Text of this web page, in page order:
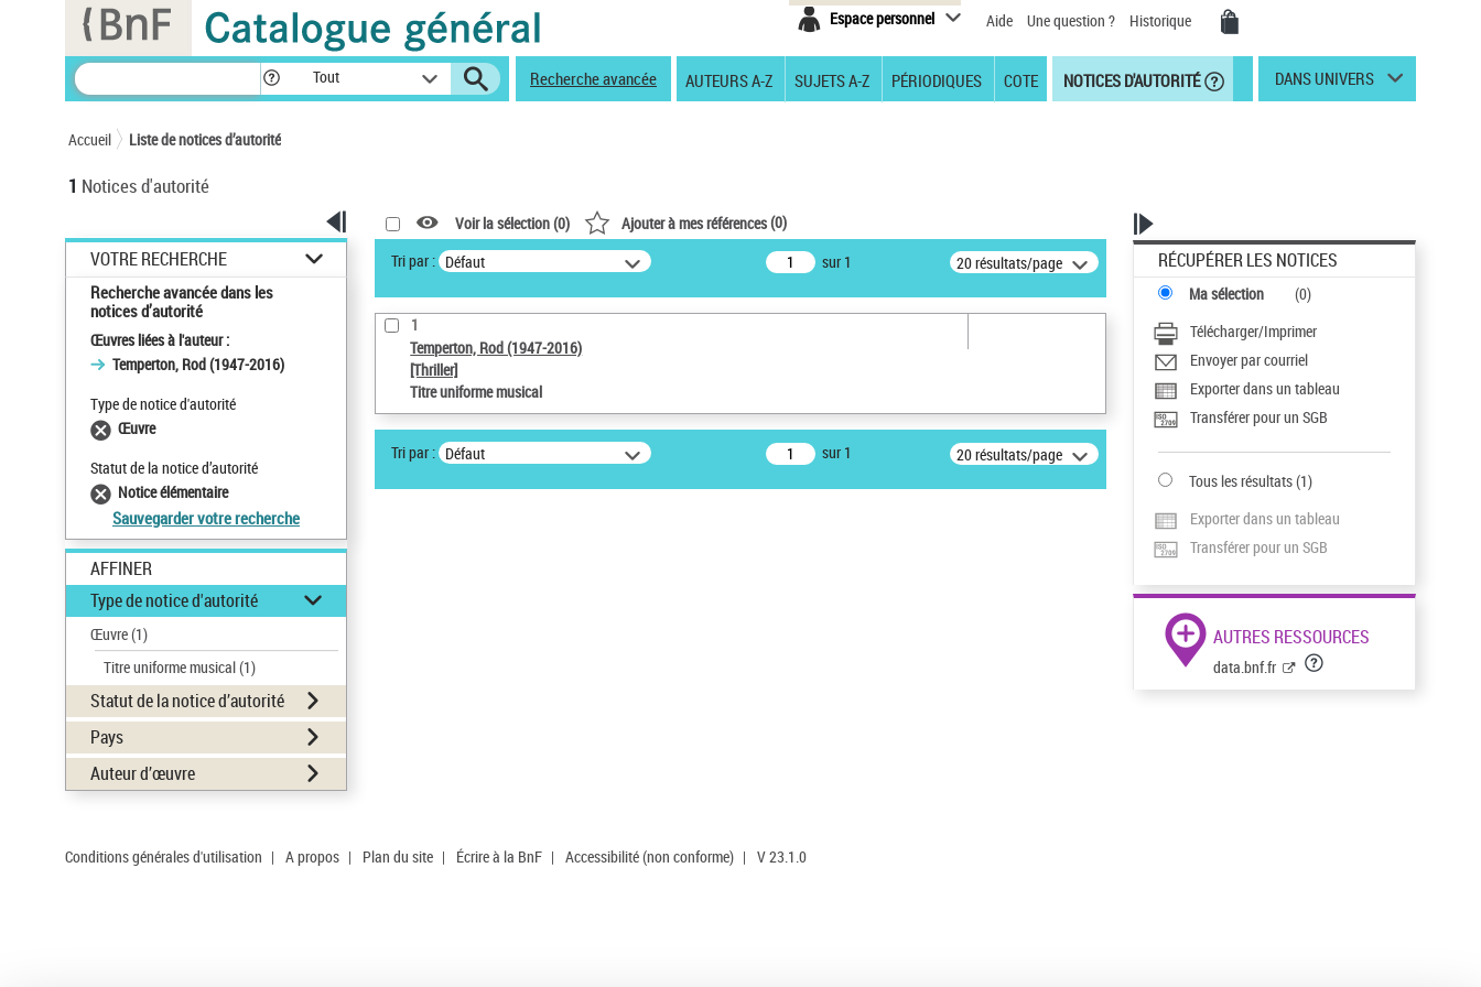
Espace personnel Aide Une question ? Historique
Tout Recherche avancée AUTEURS A-Z SUJETS A-Z PÉRIODIQUES COTE NOTICES D'AUTORITÉ DANS UNIVERS
Accueil Liste de notices d’autorité
1 Notices d'autorité
VOTRE RECHERCHE
Recherche avancée dans les
notices d’autorité
Œuvres liées à l'auteur :
Temperton, Rod (1947-2016)
Type de notice d'autorité
Œuvre
Statut de la notice d’autorité
Notice élémentaire
Sauvegarder votre recherche
AFFINER
Type de notice d'autorité
Œuvre(1)
Titre uniforme musical(1)
Statut de la notice d’autorité
Pays
Auteur d’œuvre
Voir la sélection (0) Ajouter à mes références(0)
Tri par : Défaut sur 1 20 résultats/page
1
Temperton, Rod (1947-2016)
[Thriller]
Titre uniforme musical
Tri par : Défaut sur 1 20 résultats/page
RÉCUPÉRER LES NOTICES
Ma sélection (0)
Télécharger/Imprimer
Envoyer par courriel
Exporter dans un tableau
Transférer pour un SGB
Tous les résultats(1)
Exporter dans un tableau
Transférer pour un SGB
AUTRES RESSOURCES
data.bnf.fr
Conditions générales d'utilisation | A propos | Plan du site | Écrire à la BnF | Accessibilité (non conforme) | V 23.1.0
Panneau de gestion des cookies